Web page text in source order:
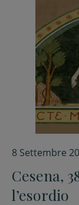
8 Settembre
Cesena,
l’esordio